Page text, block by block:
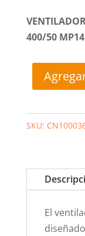
400/50
SKU:
El